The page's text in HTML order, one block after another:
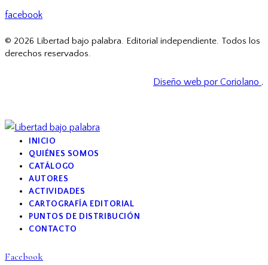
facebook
© 2026 Libertad bajo palabra. Editorial independiente. Todos los
derechos reservados.
Diseño web por Coriolano .
INICIO
QUIÉNES SOMOS
CATÁLOGO
AUTORES
ACTIVIDADES
CARTOGRAFÍA EDITORIAL
PUNTOS DE DISTRIBUCIÓN
CONTACTO
Facebook